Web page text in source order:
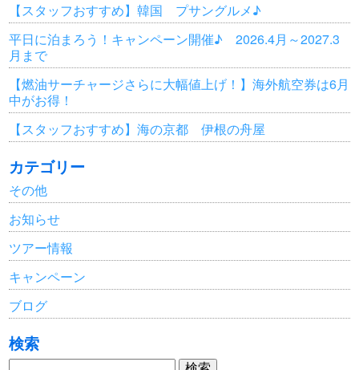
【スタッフおすすめ】韓国 プサングルメ♪
平日に泊まろう！キャンペーン開催♪ 2026.4月～2027.3
月まで
【燃油サーチャージさらに大幅値上げ！】海外航空券は6月
中がお得！
【スタッフおすすめ】海の京都 伊根の舟屋
カテゴリー
その他
お知らせ
ツアー情報
キャンペーン
ブログ
検索
検